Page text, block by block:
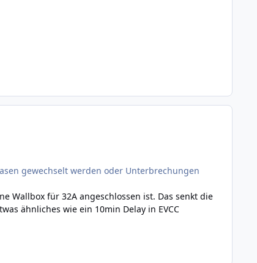
gewechselt werden oder Unterbrechungen
Wallbox für 32A angeschlossen ist. Das senkt die
ähnliches wie ein 10min Delay in EVCC